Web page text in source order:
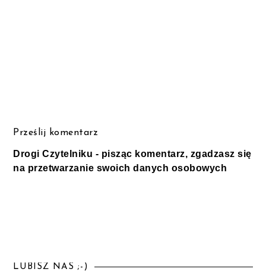
Prześlij komentarz
Drogi Czytelniku - pisząc komentarz, zgadzasz się
na przetwarzanie swoich danych osobowych
LUBISZ NAS ;-)